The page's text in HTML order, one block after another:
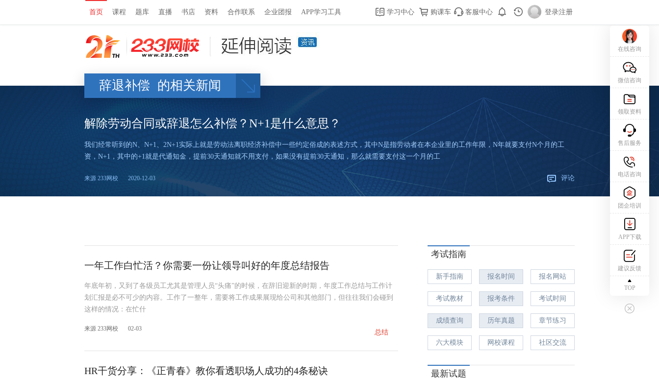
首页 课程 题库 直播 书店 资料 合作联系 企业团报 APP学习工具 学习中心 购课车 客服中心 登录|注册
辞退补偿 的相关新闻
解除劳动合同或辞退怎么补偿？N+1是什么意思？
我们经常听到的N、N+1、2N+1实际上就是劳动法离职经济补偿中一些约定俗成的表述方式，其中N是指劳动者在本企业里的工作年限，N年就要支付N个月的工
资，N+1，其中的+1就是代通知金，提前30天通知就不用支付，如果没有提前30天通知，那么就需要支付这一个月的工
来源 233网校 2020-12-03 评论
一年工作白忙活？你需要一份让领导叫好的年度总结报告
年底年初，又到了各级员工尤其是管理人员“头痛”的时候，在辞旧迎新的时期，年度工作总结与工作计
划汇报是必不可少的内容。工作了一整年，需要将工作成果展现给公司和其他部门，但往往我们会碰到
这样的情况：在忙什
来源 233网校 02-03 总结
HR干货分享：《正青春》教你看透职场人成功的4条秘诀
考试指南
新手指南 报名时间 报名网站
考试教材 报考条件 考试时间
成绩查询 历年真题 章节练习
六大模块 网校课程 社区交流
最新试题
在线咨询
微信咨询
领取资料
售后服务
电话咨询
团企培训
APP下载
建议反馈
TOP